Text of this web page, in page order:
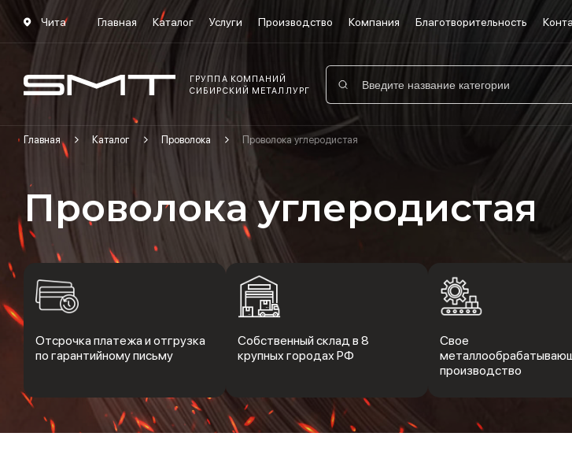
Чита Главная Каталог Услуги Производство Компания Благотворительность
ГРУППА КОМПАНИЙ
СИБИРСКИЙ МЕТАЛЛУРГ
Главная Каталог Проволока Проволока углеродистая
Проволока углеродистая
Отсрочка платежа и отгрузка
по гарантийному письму
Собственный склад в 8
крупных городах РФ
Свое
производство